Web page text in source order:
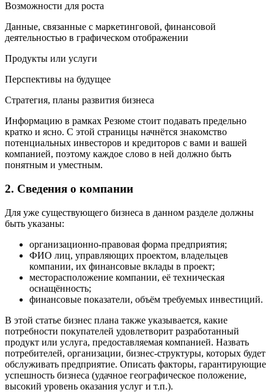
Возможности для роста
Данные, связанные с маркетинговой, финансовой
деятельностью в графическом отображении
Продукты или услуги
Перспективы на будущее
Стратегия, планы развития бизнеса
Информацию в рамках Резюме стоит подавать предельно
кратко и ясно. С этой страницы начнётся знакомство
потенциальных инвесторов и кредиторов с вами и вашей
компанией, поэтому каждое слово в ней должно быть
понятным и уместным.
2. Сведения о компании
Для уже существующего бизнеса в данном разделе должны
быть указаны:
организационно-правовая форма предприятия;
ФИО лиц, управляющих проектом, владельцев
компании, их финансовые вклады в проект;
месторасположение компании, её техническая
оснащённость;
финансовые показатели, объём требуемых инвестиций.
В этой статье бизнес плана также указывается, какие
потребности покупателей удовлетворит разработанный
продукт или услуга, предоставляемая компанией. Назвать
потребителей, организации, бизнес-структуры, которых будет
обслуживать предприятие. Описать факторы, гарантирующие
успешность бизнеса (удачное географическое положение,
высокий уровень оказания услуг и т.п.).